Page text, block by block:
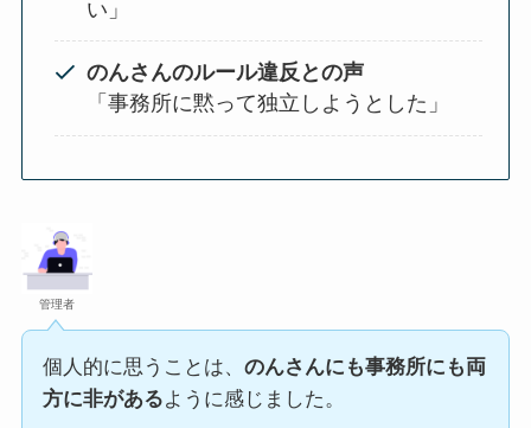
い」
のんさんのルール違反との声
「事務所に黙って独立しようとした」
管理者
個人的に思うことは、 のんさんにも事務所にも両
方に非があるように感じました。